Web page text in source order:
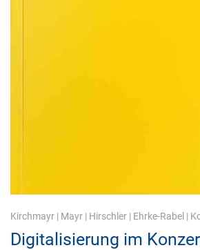
Kirchmayr | Mayr | Hirschler | Ehrke-Rabel |
Digitalisierung im